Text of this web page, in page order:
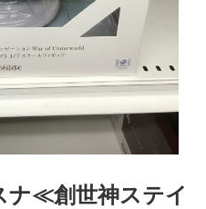
ナ≪創世神ステイ